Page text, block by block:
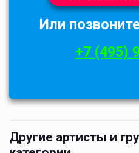
Или
+7 (495)
Другие артисты и